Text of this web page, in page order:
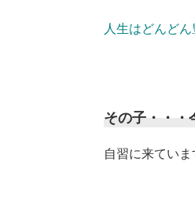
人生はどんど
その子・・・
自習に来ていま